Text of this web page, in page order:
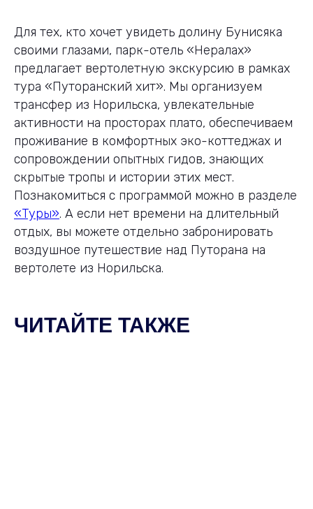
Для тех, кто хочет увидеть долину Бунисяка
своими глазами, парк-отель «Нералах»
предлагает вертолетную экскурсию в рамках
тура «Путоранский хит». Мы организуем
трансфер из Норильска, увлекательные
активности на просторах плато, обеспечиваем
проживание в комфортных эко-коттеджах и
сопровождении опытных гидов, знающих
скрытые тропы и истории этих мест.
Познакомиться с программой можно в разделе
«Туры». А если нет времени на длительный
отдых, вы можете отдельно забронировать
воздушное путешествие над Путорана на
вертолете из Норильска.
ЧИТАЙТЕ ТАКЖЕ